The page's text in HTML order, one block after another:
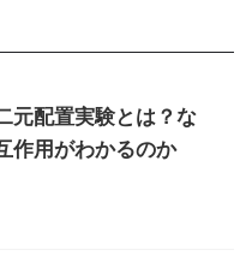
元配置実験とは？な
作用がわかるのか